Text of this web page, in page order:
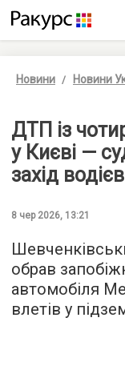
Новини Новини
ДТП із
у Києві —
захід
8 чер 2026, 13:21
обрав
автомобіля
влетів у